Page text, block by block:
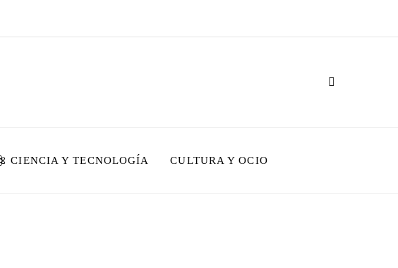
CIENCIA Y TECNOLOGÍA CULTURA Y OCIO